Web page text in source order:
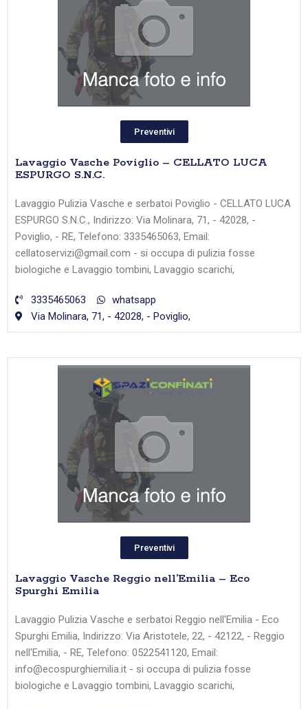
Preventivi
Lavaggio Vasche Poviglio – CELLATO LUCA
ESPURGO S.N.C.
Lavaggio Pulizia Vasche e serbatoi Poviglio - CELLATO LUCA
ESPURGO S.N.C., Indirizzo: Via Molinara, 71, - 42028, -
Poviglio, - RE, Telefono: 3335465063, Email:
cellatoservizi@gmail.com - si occupa di pulizia fosse
biologiche e Lavaggio tombini, Lavaggio scarichi,
3335465063
whatsapp
Via Molinara, 71, - 42028, - Poviglio,
Preventivi
Lavaggio Vasche Reggio nell’Emilia – Eco
Spurghi Emilia
Lavaggio Pulizia Vasche e serbatoi Reggio nell'Emilia - Eco
Spurghi Emilia, Indirizzo: Via Aristotele, 22, - 42122, - Reggio
nell'Emilia, - RE, Telefono: 0522541120, Email:
info@ecospurghiemilia.it - si occupa di pulizia fosse
biologiche e Lavaggio tombini, Lavaggio scarichi,